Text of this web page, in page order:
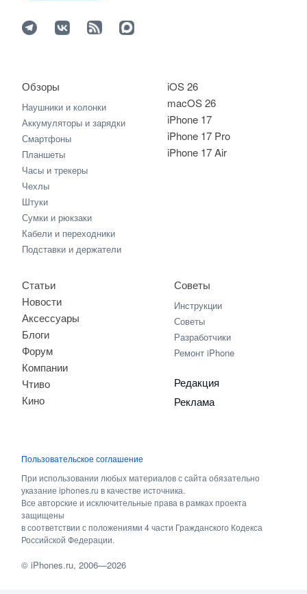
iOS 26
macOS 26
iPhone 17
iPhone 17 Pro
iPhone 17 Air
Обзоры
Наушники и колонки
Аккумуляторы и зарядки
Смартфоны
Планшеты
Часы и трекеры
Чехлы
Штуки
Сумки и рюкзаки
Кабели и переходники
Подставки и держатели
Статьи
Новости
Аксессуары
Блоги
Форум
Компании
Чтиво
Кино
Советы
Инструкции
Советы
Разработчики
Ремонт iPhone
Редакция
Реклама
Пользовательское соглашение
При использовании любых материалов с сайта обязательно
указание iphones.ru в качестве источника.
Все авторские и исключительные права в рамках проекта
защищены
в соответствии с положениями 4 части Гражданского Кодекса
Российской Федерации.
©iPhones.ru, 2006—2026